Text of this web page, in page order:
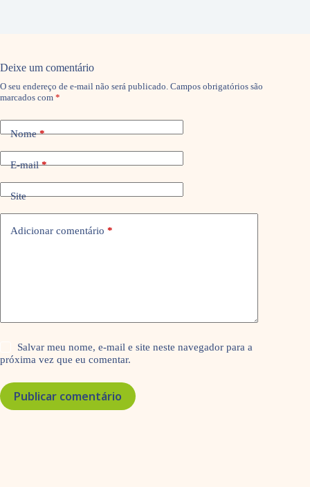
Deixe um comentário
O seu endereço de e-mail não será publicado. Campos obrigatórios são
marcados com *
Nome*
E-mail*
Site
Adicionar comentário *
Salvar meu nome, e-mail e site neste navegador para a
próxima vez que eu comentar.
Publicar comentário